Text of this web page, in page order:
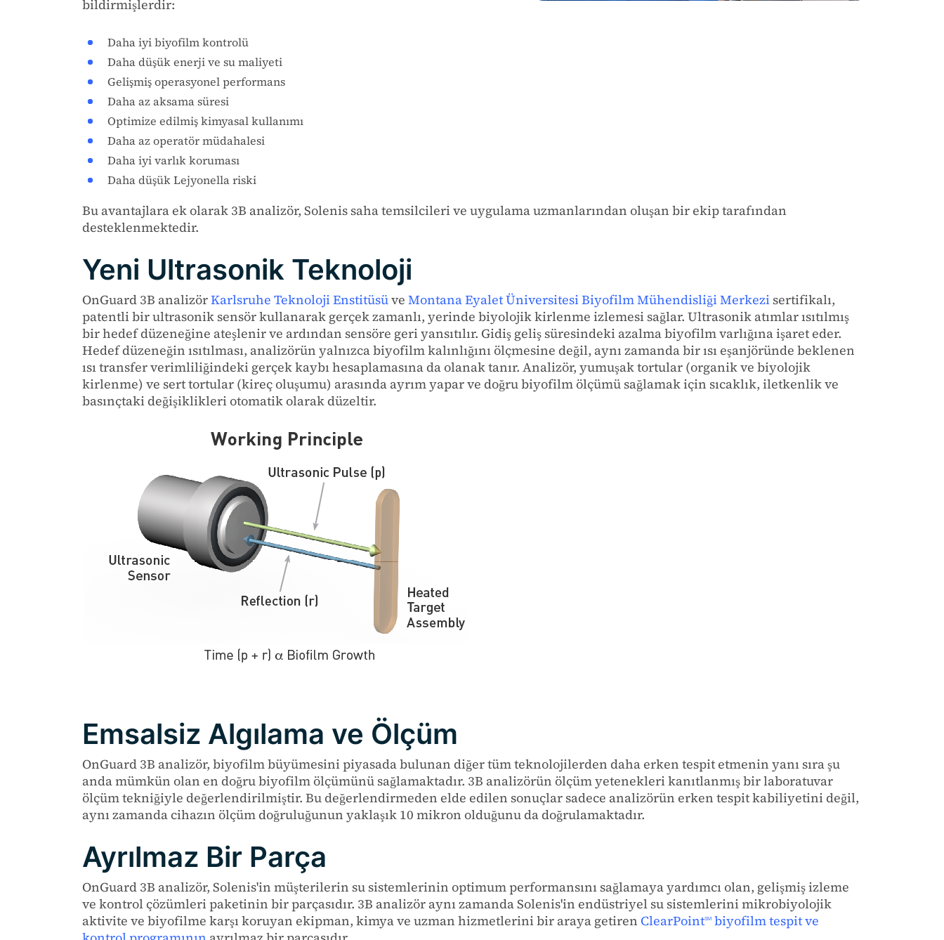
bildirmişlerdir:
Daha iyi biyofilm kontrolü
Daha düşük enerji ve su maliyeti
Gelişmiş operasyonel performans
Daha az aksama süresi
Optimize edilmiş kimyasal kullanımı
Daha az operatör müdahalesi
Daha iyi varlık koruması
Daha düşük Lejyonella riski
Bu avantajlara ek olarak 3B analizör, Solenis saha temsilcileri ve uygulama uzmanlarından oluşan bir ekip tarafından
desteklenmektedir.
Yeni Ultrasonik Teknoloji
OnGuard 3B analizörKarlsruhe Teknoloji Enstitüsüve Montana Eyalet Üniversitesi Biyofilm Mühendisliği Merkezi sertifikalı,
patentli bir ultrasonik sensör kullanarak gerçek zamanlı, yerinde biyolojik kirlenme izlemesi sağlar. Ultrasonik atımlar ısıtılmış
bir hedef düzeneğine ateşlenir ve ardından sensöre geri yansıtılır. Gidiş geliş süresindeki azalma biyofilm varlığına işaret eder.
Hedef düzeneğin ısıtılması, analizörün yalnızca biyofilm kalınlığını ölçmesine değil, aynı zamanda bir ısı eşanjöründe beklenen
ısı transfer verimliliğindeki gerçek kaybı hesaplamasına da olanak tanır. Analizör, yumuşak tortular (organik ve biyolojik
kirlenme) ve sert tortular (kireç oluşumu) arasında ayrım yapar ve doğru biyofilm ölçümü sağlamak için sıcaklık, iletkenlik ve
basınçtaki değişiklikleri otomatik olarak düzeltir.
Emsalsiz Algılama ve Ölçüm
OnGuard 3B analizör, biyofilm büyümesini piyasada bulunan diğer tüm teknolojilerden daha erken tespit etmenin yanı sıra şu
anda mümkün olan en doğru biyofilm ölçümünü sağlamaktadır. 3B analizörün ölçüm yetenekleri kanıtlanmış bir laboratuvar
ölçüm tekniğiyle değerlendirilmiştir. Bu değerlendirmeden elde edilen sonuçlar sadece analizörün erken tespit kabiliyetini değil,
aynı zamanda cihazın ölçüm doğruluğunun yaklaşık 10 mikron olduğunu da doğrulamaktadır.
Ayrılmaz Bir Parça
OnGuard 3B analizör, Solenis'in müşterilerin su sistemlerinin optimum performansını sağlamaya yardımcı olan, gelişmiş izleme
ve kontrol çözümleri paketinin bir parçasıdır. 3B analizör aynı zamanda Solenis'in endüstriyel su sistemlerini mikrobiyolojik
aktivite ve biyofilme karşı koruyan ekipman, kimya ve uzman hizmetlerini bir araya getiren ClearPointSM biyofilm tespit ve